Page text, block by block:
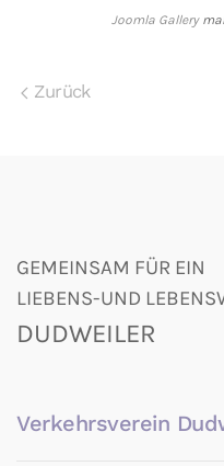
Joomla Gallery
Zurück
GEMEINSAM FÜR EIN
LIEBENS-UND
DUDWEILER
Verkehrsverein